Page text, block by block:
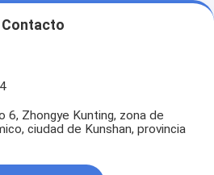
Contacto
6, Zhongye Kunting, zona de
ciudad de Kunshan, provincia